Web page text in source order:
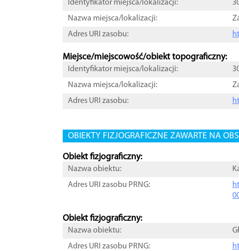
Identyfikator miejsca/lokalizacji:
Nazwa miejsca/lokalizacji:
Adres URI zasobu:
Miejsce/miejscowość/obiekt topograficzny:
Identyfikator miejsca/lokalizacji:
Nazwa miejsca/lokalizacji:
Adres URI zasobu:
OBIEKTY FIZJOGRAFICZNE ZAWARTE NA
Obiekt fizjograficzny:
Nazwa obiektu:
Adres URI zasobu PRNG:
Obiekt fizjograficzny:
Nazwa obiektu:
Adres URI zasobu PRNG: